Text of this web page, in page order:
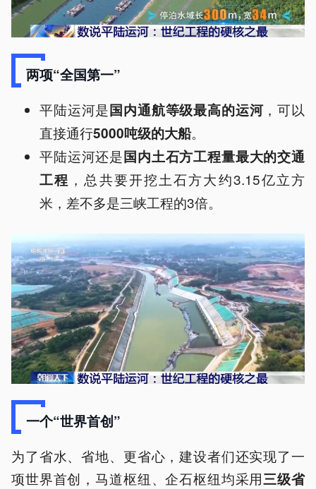
两项“全国第一”
平陆运河是国内通航等级最高的运河，可以
直接通行5000吨级的大船。
平陆运河还是国内土石方工程量最大的交通
工程 ，总共要开挖土石方大约3.15亿立方
米，差不多是三峡工程的3倍。
一个“世界首创”
为了省水、省地、更省心，建设者们还实现了一
项世界首创，马道枢纽、企石枢纽均采用三级省